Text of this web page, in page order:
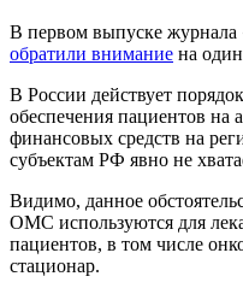
В первом выпуске
обратили внимание на
В России действует
обеспечения пациентов на
финансовых средств на
субъектам РФ явно не
Видимо, данное
ОМС используются для
пациентов, в том числе
стационар.